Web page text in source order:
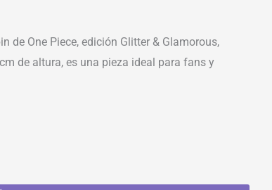
de One Piece, edición Glitter & Glamorous,
de altura, es una pieza ideal para fans y